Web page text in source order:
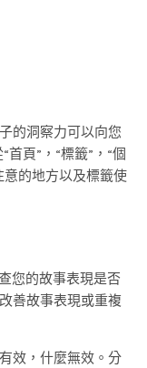
的洞察力可以向您
頁”，“標籤”，“個
意的地方以及標籤使
您的故事表現是否
善故事表現或重複
效，什麼無效。分